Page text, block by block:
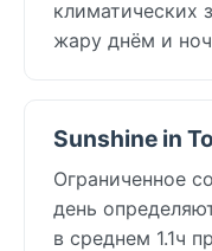
климатических
жару днём и
Sunshine in
Ограниченное
день
в среднем 1.1ч